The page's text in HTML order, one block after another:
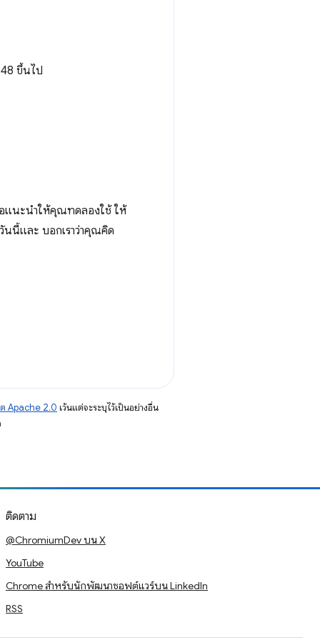
ขึ้นไป
แนะนำให้คุณทดลองใช้ ให้
นนี้และ บอกเราว่าคุณคิด
Apache 2.0 เว้นแต่จะระบุไว้เป็นอย่างอื่น
ติดตาม
@ChromiumDev บน X
YouTube
Chrome สำหรับนักพัฒนาซอฟต์แวร์บน LinkedIn
RSS